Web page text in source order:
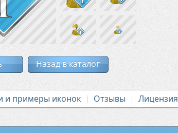
Назад в каталог
и примеры иконок Отзывы Лицензия